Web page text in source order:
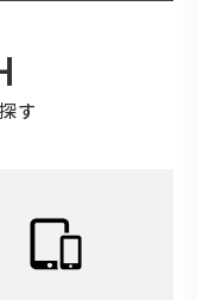
す